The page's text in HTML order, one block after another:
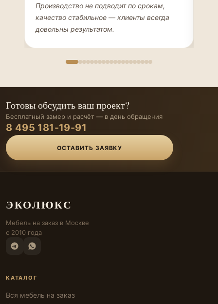
ДИЗАЙНЕР ИНТЕРЬЕРОВ
Производство не подводит по срокам,
качество стабильное — клиенты всегда
довольны результатом.
Готовы обсудить ваш проект?
Бесплатный замер и расчёт — в день обращения
8 495 181-19-91
ОСТАВИТЬ ЗАЯВКУ
ЭКОЛЮКС
Мебель на заказ в Москве
с 2010 года
КАТАЛОГ
Вся мебель на заказ